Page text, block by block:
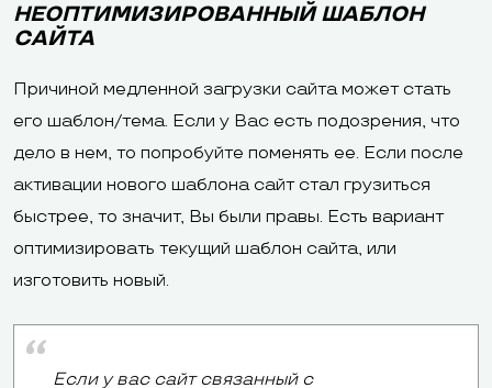
НЕОПТИМИЗИРОВАННЫЙ ШАБЛОН
САЙТА
Причиной медленной загрузки сайта может стать
его шаблон/тема. Если у Вас есть подозрения, что
дело в нем, то попробуйте поменять ее. Если после
активации нового шаблона сайт стал грузиться
быстрее, то значит, Вы были правы. Есть вариант
оптимизировать текущий шаблон сайта, или
изготовить новый.
Если у вас сайт связанный с